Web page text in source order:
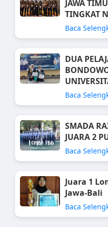
JAWA
TINGKAT
Baca
DUA
Baca
SMADA
JUARA 2
Baca
Juara 1
Jawa-Bali
Baca